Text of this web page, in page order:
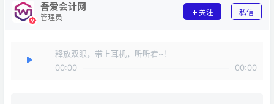
吾爱会计网
管理员
关注 私信
释放双眼，带上耳机，听听看~！
00:00
00:00